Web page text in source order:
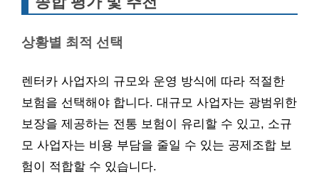
상황별 최적 선택
렌터카 사업자의 규모와 운영 방식에 따라 적절한
보험을 선택해야 합니다. 대규모 사업자는 광범위한
보장을 제공하는 전통 보험이 유리할 수 있고, 소규
모 사업자는 비용 부담을 줄일 수 있는 공제조합 보
험이 적합할 수 있습니다.